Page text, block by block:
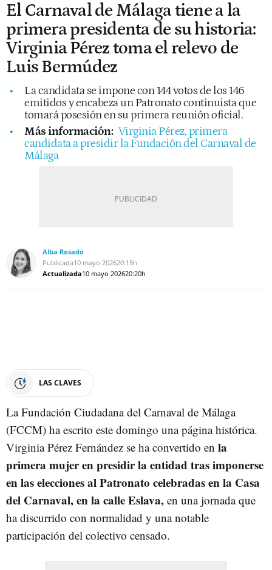
El Carnaval de Málaga tiene a la
primera presidenta de su historia:
Virginia Pérez toma el relevo de
Luis Bermúdez
La candidata se impone con 144 votos de los 146
emitidos y encabeza un Patronato continuista que
tomará posesión en su primera reunión oficial.
Más información: Virginia Pérez, primera
candidata a presidir la Fundación del Carnaval de
Málaga
Alba Rosado
Publicada10 mayo 202620:15h
Actualizada10 mayo 202620:20h
LAS CLAVES
La Fundación Ciudadana del Carnaval de Málaga
(FCCM) ha escrito este domingo una página histórica.
Virginia Pérez Fernández se ha convertido en la
primera mujer en presidir la entidad tras imponerse
en las elecciones al Patronato celebradas en la Casa
del Carnaval, en la calle Eslava, en una jornada que
ha discurrido con normalidad y una notable
participación del colectivo censado.